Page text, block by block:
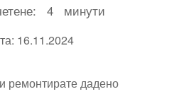
4 минути
16.11.2024
ремонтирате дадено